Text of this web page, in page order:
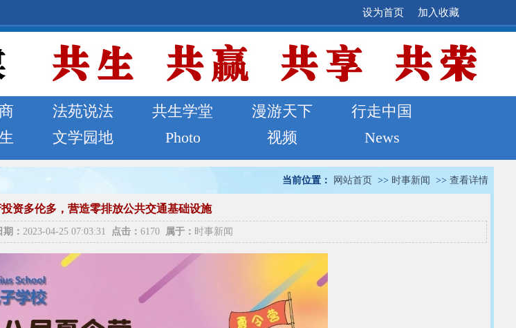
加入收藏
设为首页
法苑说法 共生学堂 漫游天下
行走中国
文学园地 Photo 视频 News
当前位置： 网站首页 >> 时事新闻 >> 查看详情
投资多伦多，营造零排放公共交通基础设施
期： 2023-04-25 07:03:31 点击： 6170 属于： 时事新闻